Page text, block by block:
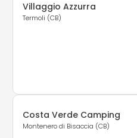
Villaggio Azzurra
Termoli (CB)
Costa Verde Camping
Montenero di Bisaccia (CB)